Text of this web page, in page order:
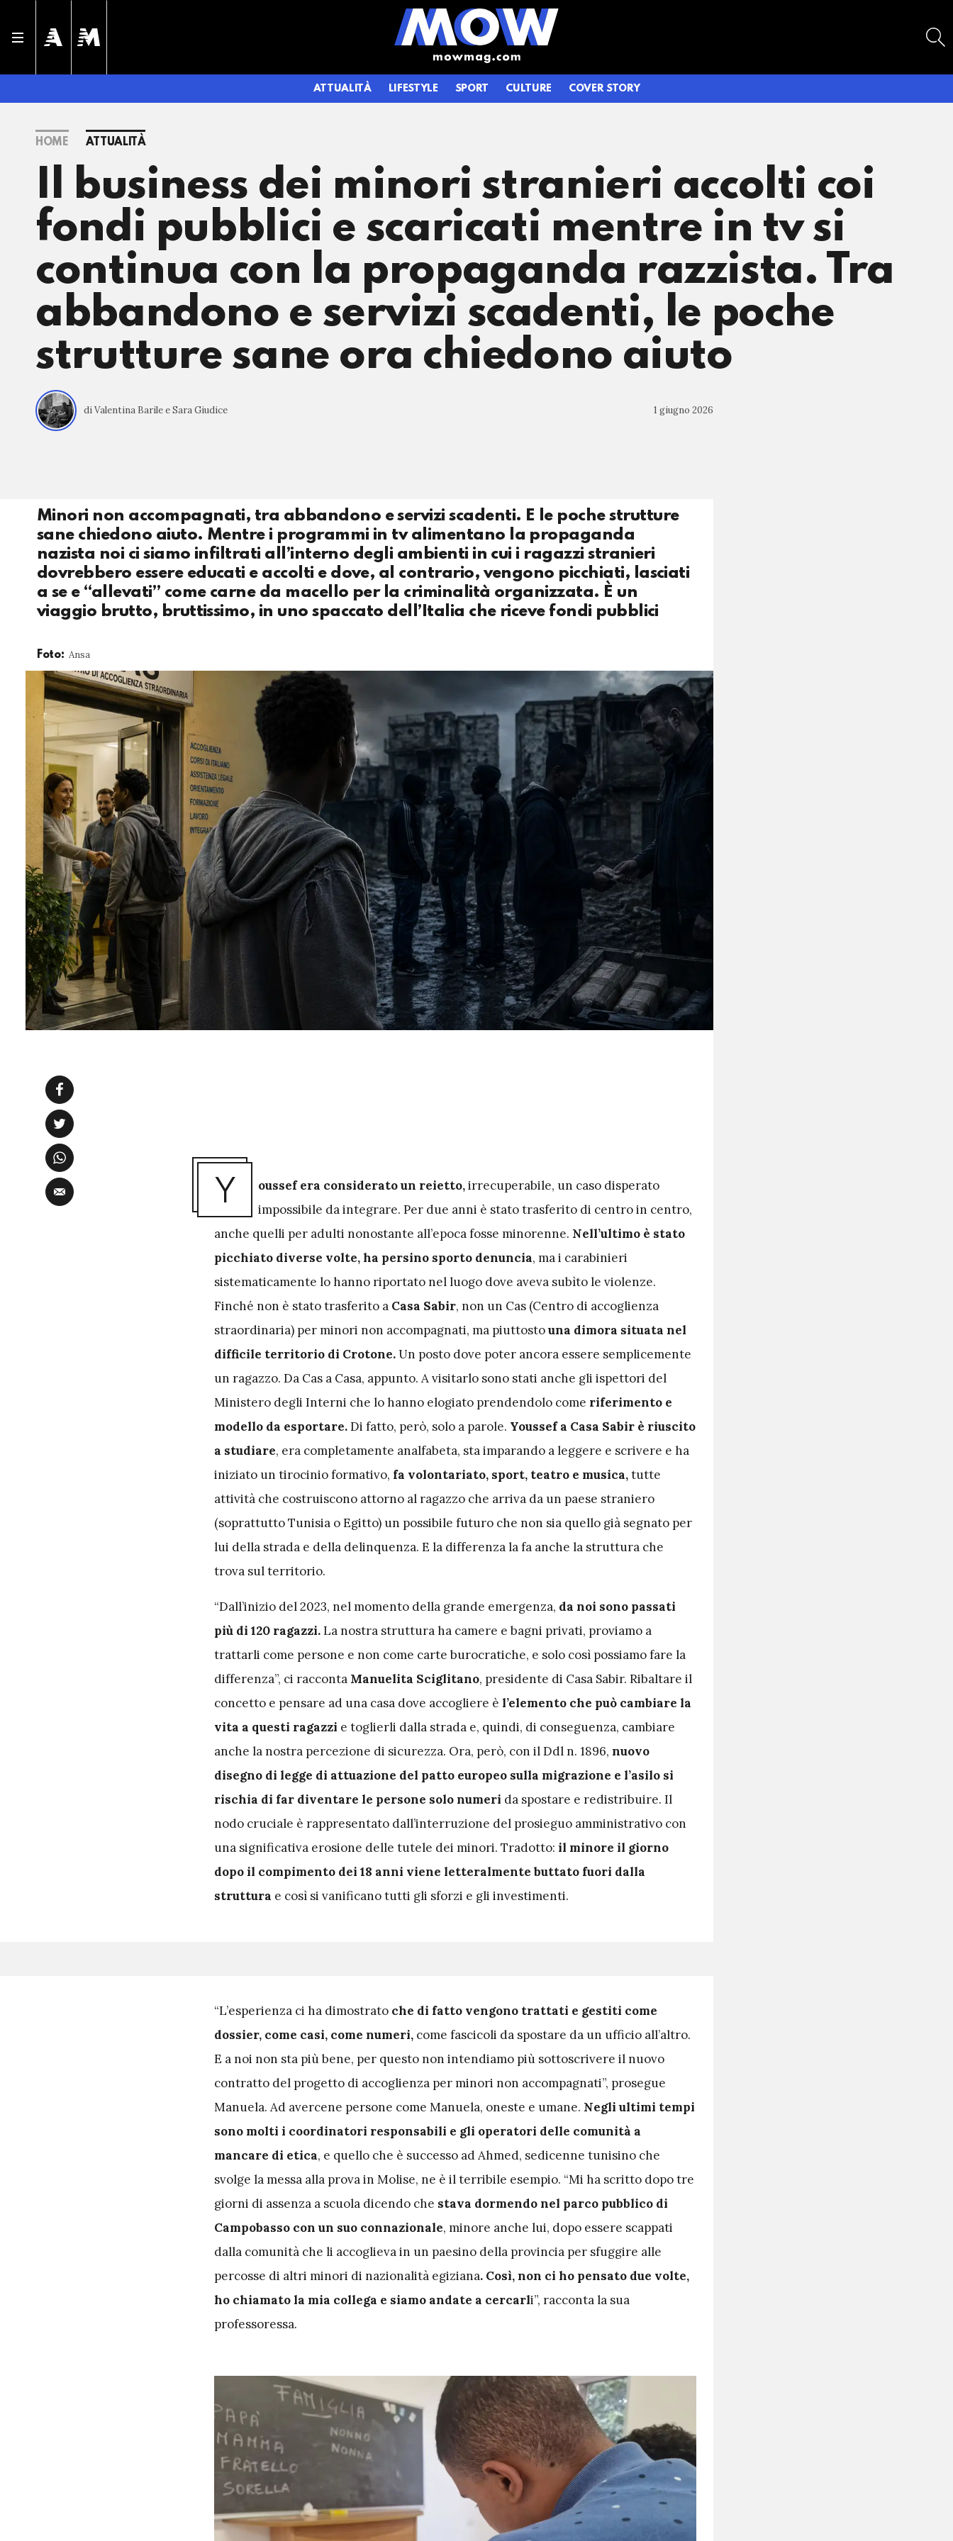
ATTUALITÀ LIFESTYLE SPORT CULTURE COVER STORY
HOME ATTUALITÀ
Il business dei minori stranieri accolti coi
fondi pubblici e scaricati mentre in tv si
continua con la propaganda razzista. Tra
abbandono e servizi scadenti, le poche
strutture sane ora chiedono aiuto
di Valentina Barile e Sara Giudice 1 giugno 2026
Minori non accompagnati, tra abbandono e servizi scadenti. E le poche strutture
sane chiedono aiuto. Mentre i programmi in tv alimentano la propaganda
nazista noi ci siamo infiltrati all’interno degli ambienti in cui i ragazzi stranieri
dovrebbero essere educati e accolti e dove, al contrario, vengono picchiati, lasciati
a se e “allevati” come carne da macello per la criminalità organizzata. È un
viaggio brutto, bruttissimo, in uno spaccato dell’Italia che riceve fondi pubblici
Foto: Ansa
Y oussef era considerato un reietto,irrecuperabile, un caso disperato
impossibile da integrare. Per due anni è stato trasferito di centro in centro,
anche quelli per adulti nonostante all’epoca fosse minorenne. Nell’ultimo è stato
picchiato diverse volte, ha persino sporto denuncia, ma i carabinieri
sistematicamente lo hanno riportato nel luogo dove aveva subìto le violenze.
Finché non è stato trasferito a Casa Sabir, non un Cas (Centro di accoglienza
straordinaria) per minori non accompagnati, ma piuttostouna dimora situata nel
difficile territorio di Crotone.Un posto dove poter ancora essere semplicemente
un ragazzo. Da Cas a Casa, appunto. A visitarlo sono stati anche gli ispettori del
Ministero degli Interni che lo hanno elogiato prendendolo come riferimento e
modello da esportare.Di fatto, però, solo a parole. Youssef a Casa Sabir è riuscito
a studiare, era completamente analfabeta, sta imparando a leggere e scrivere e ha
iniziato un tirocinio formativo, fa volontariato, sport, teatro e musica,tutte
attività che costruiscono attorno al ragazzo che arriva da un paese straniero
(soprattutto Tunisia o Egitto) un possibile futuro che non sia quello già segnato per
lui della strada e della delinquenza. E la differenza la fa anche la struttura che
trova sul territorio.
“Dall’inizio del 2023, nel momento della grande emergenza, da noi sono passati
più di 120 ragazzi.La nostra struttura ha camere e bagni privati, proviamo a
trattarli come persone e non come carte burocratiche, e solo così possiamo fare la
differenza”, ci racconta Manuelita Sciglitano, presidente di Casa Sabir. Ribaltare il
concetto e pensare ad una casa dove accogliere è l’elemento che può cambiare la
vita a questi ragazzi e toglierli dalla strada e, quindi, di conseguenza, cambiare
anche la nostra percezione di sicurezza. Ora, però, con il Ddl n. 1896, nuovo
disegno di legge di attuazione del patto europeo sulla migrazione e l’asilo si
rischia di far diventare le persone solo numeri da spostare e redistribuire. Il
nodo cruciale è rappresentato dall’interruzione del prosieguo amministrativo con
una significativa erosione delle tutele dei minori. Tradotto: il minore il giorno
dopo il compimento dei 18 anni viene letteralmente buttato fuori dalla
struttura e così si vanificano tutti gli sforzi e gli investimenti.
“L’esperienza ci ha dimostrato che di fatto vengono trattati e gestiti come
dossier, come casi, come numeri, come fascicoli da spostare da un ufficio all’altro.
E a noi non sta più bene, per questo non intendiamo più sottoscrivere il nuovo
contratto del progetto di accoglienza per minori non accompagnati”, prosegue
Manuela. Ad avercene persone come Manuela, oneste e umane. Negli ultimi tempi
sono molti i coordinatori responsabili e gli operatori delle comunità a
mancare di etica, e quello che è successo ad Ahmed, sedicenne tunisino che
svolge la messa alla prova in Molise, ne è il terribile esempio. “Mi ha scritto dopo tre
giorni di assenza a scuola dicendo che stava dormendo nel parco pubblico di
Campobasso con un suo connazionale, minore anche lui, dopo essere scappati
dalla comunità che li accoglieva in un paesino della provincia per sfuggire alle
percosse di altri minori di nazionalità egiziana. Così, non ci ho pensato due volte,
ho chiamato la mia collega e siamo andate a cercarli”, racconta la sua
professoressa.